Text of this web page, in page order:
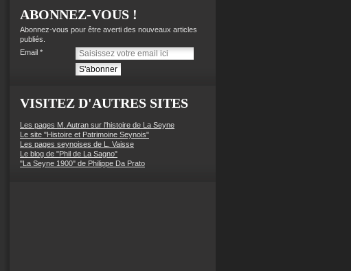
ABONNEZ-VOUS !
Abonnez-vous pour être averti des nouveaux articles
publiés.
Email
VISITEZ D'AUTRES SITES
Les pages M. Autran sur l'histoire de La Seyne
Le site "Histoire et Patrimoine Seynois"
Les pages seynoises de L. Vaisse
Le blog de "Phil de La Sagno"
"La Seyne 1900" de Philippe Da Prato